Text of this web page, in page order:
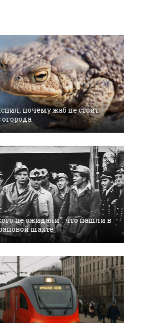
почему жаб не стоит
огорода
не ожидали": что нашли в
шахте